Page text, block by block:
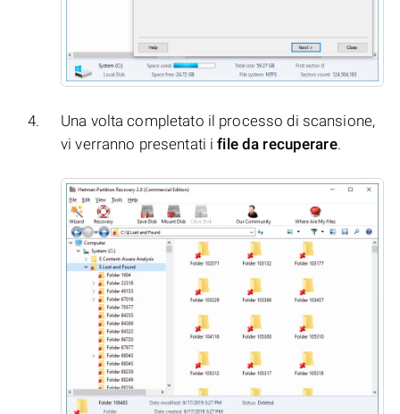
Una volta completato il processo di scansione,
vi verranno presentati ifile da recuperare.